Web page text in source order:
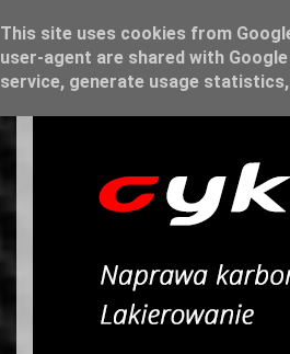
This site uses cookies from
user-agent are shared with
service, generate usage